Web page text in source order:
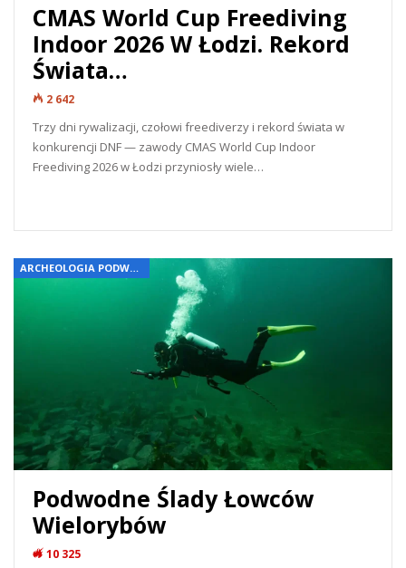
CMAS World Cup Freediving
Indoor 2026 W Łodzi. Rekord
Świata…
2 642
Trzy dni rywalizacji, czołowi freediverzy i rekord świata w
konkurencji DNF — zawody CMAS World Cup Indoor
Freediving 2026 w Łodzi przyniosły wiele…
ARCHEOLOGIA PODWODNA
Podwodne Ślady Łowców
Wielorybów
10 325